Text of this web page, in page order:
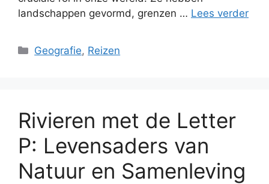
landschappen gevormd, grenzen … Lees verder
Categorieën
Geografie, Reizen
Rivieren met de Letter
P: Levensaders van
Natuur en Samenleving